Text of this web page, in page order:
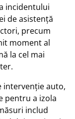
incidentului
de asistență
precum
moment al
la cel mai
intervenție auto,
pentru a izola
includ